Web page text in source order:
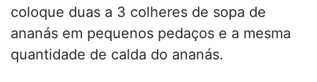
coloque duas a 3 colheres de sopa de
ananás em pequenos pedaços e a mesma
quantidade de calda do ananás.